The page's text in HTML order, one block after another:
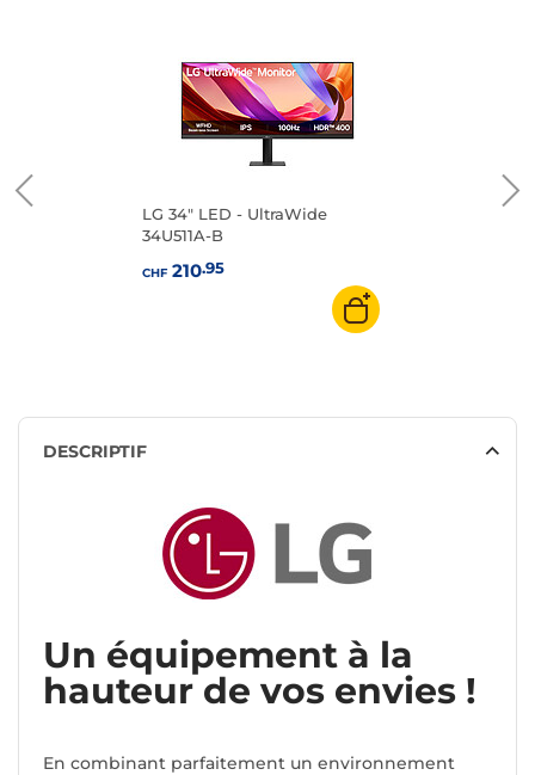
LG 34" LED - UltraWide
34U511A-B
CHF210.95
DESCRIPTIF
Un équipement à la
hauteur de vos envies !
En combinant parfaitement un environnement